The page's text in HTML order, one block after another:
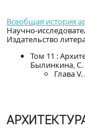
Всеобщая история
Научно-
Издательство
Том 11 :
Былинкина,
Глава